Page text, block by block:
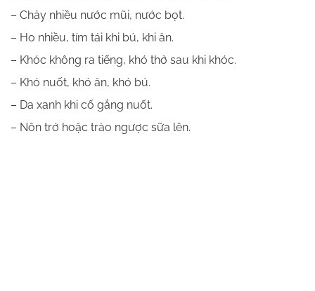
– Chảy nhiều nước mũi, nước bọt.
– Ho nhiều, tím tái khi bú, khi ăn.
– Khóc không ra tiếng, khó thở sau khi khóc.
– Khó nuốt, khó ăn, khó bú.
– Da xanh khi cố gắng nuốt.
– Nôn trớ hoặc trào ngược sữa lên.